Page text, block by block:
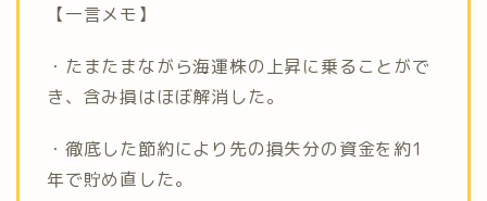
【一言メモ】
・たまたまながら海運株の上昇に乗ることがで
き、含み損はほぼ解消した。
・徹底した節約により先の損失分の資金を約1
年で貯め直した。